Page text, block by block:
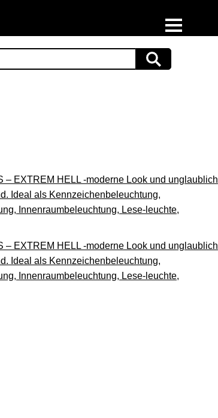
– EXTREM HELL -moderne Look und unglaublich
Ideal als Kennzeichenbeleuchtung,
Innenraumbeleuchtung, Lese-leuchte,
– EXTREM HELL -moderne Look und unglaublich
Ideal als Kennzeichenbeleuchtung,
Innenraumbeleuchtung, Lese-leuchte,